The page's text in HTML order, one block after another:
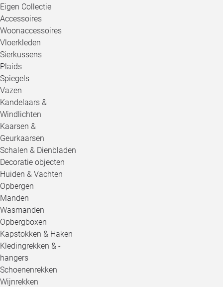
Eigen Collectie
Accessoires
Woonaccessoires
Vloerkleden
Sierkussens
Plaids
Spiegels
Vazen
Kandelaars &
Windlichten
Kaarsen &
Geurkaarsen
Schalen & Dienbladen
Decoratie objecten
Huiden & Vachten
Opbergen
Manden
Wasmanden
Opbergboxen
Kapstokken & Haken
Kledingrekken & -
hangers
Schoenenrekken
Wijnrekken